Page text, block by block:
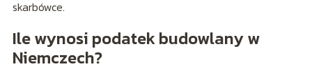
skarbówce.
Ile wynosi podatek budowlany w
Niemczech?